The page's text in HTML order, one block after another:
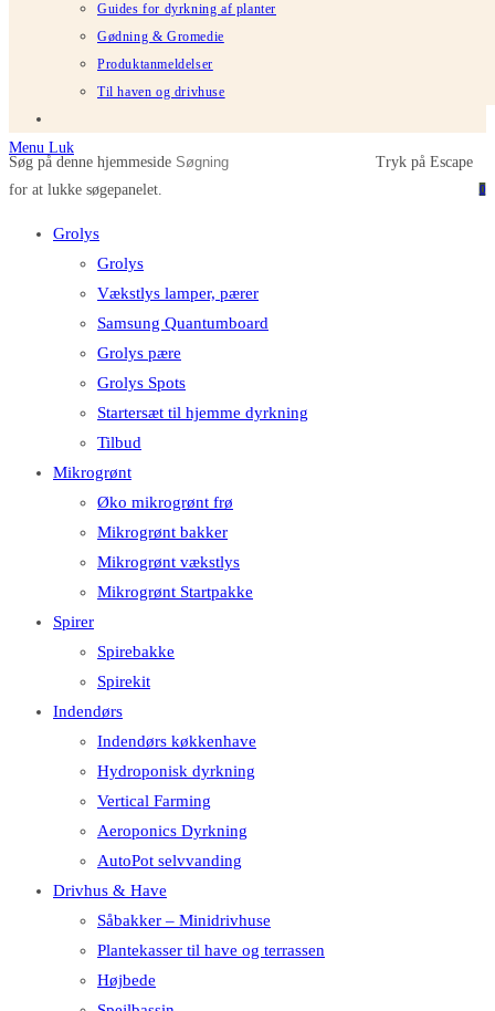
Guides for dyrkning af planter
Gødning & Gromedie
Produktanmeldelser
Til haven og drivhuse
0
Menu Luk
Søg på denne hjemmeside
Tryk på Escape
for at lukke søgepanelet.
Grolys
Grolys
Vækstlys lamper, pærer
Samsung Quantumboard
Grolys pære
Grolys Spots
Startersæt til hjemme dyrkning
Tilbud
Mikrogrønt
Øko mikrogrønt frø
Mikrogrønt bakker
Mikrogrønt vækstlys
Mikrogrønt Startpakke
Spirer
Spirebakke
Spirekit
Indendørs
Indendørs køkkenhave
Hydroponisk dyrkning
Vertical Farming
Aeroponics Dyrkning
AutoPot selvvanding
Drivhus & Have
Såbakker – Minidrivhuse
Plantekasser til have og terrassen
Højbede